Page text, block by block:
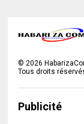
©2026
Tous droits
Publicité